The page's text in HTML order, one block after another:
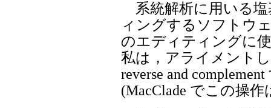
系統解析に用いる塩
ィングするソフトウ
のエディティングに
私は，アライメント
reverse and
(MacClade でこの操